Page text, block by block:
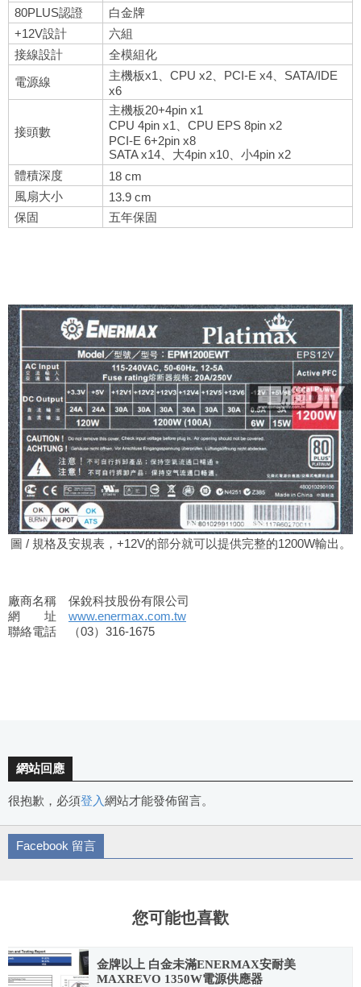
80PLUS認證
白金牌
+12V設計
六組
接線設計
全模組化
電源線
主機板x1、CPU x2、PCI-E x4、SATA/IDE
x6
接頭數
主機板20+4pin x1
CPU 4pin x1、CPU EPS 8pin x2
PCI-E 6+2pin x8
SATA x14、大4pin x10、小4pin x2
體積深度
18 cm
風扇大小
13.9 cm
保固
五年保固
圖 / 規格及安規表，+12V的部分就可以提供完整的1200W輸出。
廠商名稱 保銳科技股份有限公司
網 址 www.enermax.com.tw
聯絡電話 （03）316-1675
網站回應
很抱歉，必須登入網站才能發佈留言。
Facebook 留言
您可能也喜歡
金牌以上 白金未滿ENERMAX安耐美
MAXREVO 1350W電源供應器